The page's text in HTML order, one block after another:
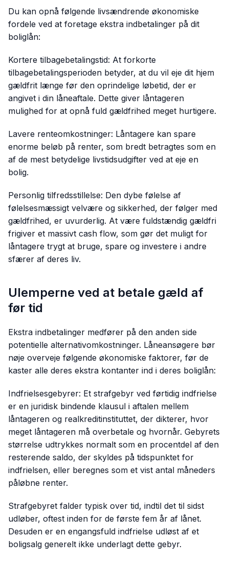
Du kan opnå følgende livsændrende økonomiske
fordele ved at foretage ekstra indbetalinger på dit
boliglån:
Kortere tilbagebetalingstid: At forkorte
tilbagebetalingsperioden betyder, at du vil eje dit hjem
gældfrit længe før den oprindelige løbetid, der er
angivet i din låneaftale. Dette giver låntageren
mulighed for at opnå fuld gældfrihed meget hurtigere.
Lavere renteomkostninger: Låntagere kan spare
enorme beløb på renter, som bredt betragtes som en
af de mest betydelige livstidsudgifter ved at eje en
bolig.
Personlig tilfredsstillelse: Den dybe følelse af
følelsesmæssigt velvære og sikkerhed, der følger med
gældfrihed, er uvurderlig. At være fuldstændig gældfri
frigiver et massivt cash flow, som gør det muligt for
låntagere trygt at bruge, spare og investere i andre
sfærer af deres liv.
Ulemperne ved at betale gæld af
før tid
Ekstra indbetalinger medfører på den anden side
potentielle alternativomkostninger. Låneansøgere bør
nøje overveje følgende økonomiske faktorer, før de
kaster alle deres ekstra kontanter ind i deres boliglån:
Indfrielsesgebyrer: Et strafgebyr ved førtidig indfrielse
er en juridisk bindende klausul i aftalen mellem
låntageren og realkreditinstituttet, der dikterer, hvor
meget låntageren må overbetale og hvornår. Gebyrets
størrelse udtrykkes normalt som en procentdel af den
resterende saldo, der skyldes på tidspunktet for
indfrielsen, eller beregnes som et vist antal måneders
påløbne renter.
Strafgebyret falder typisk over tid, indtil det til sidst
udløber, oftest inden for de første fem år af lånet.
Desuden er en engangsfuld indfrielse udløst af et
boligsalg generelt ikke underlagt dette gebyr.